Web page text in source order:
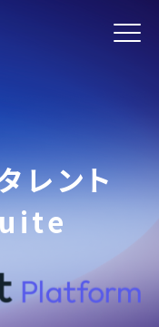
レント